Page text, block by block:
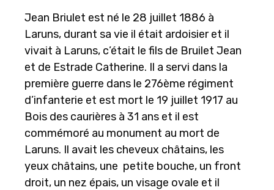
Jean Briulet est né le 28 juillet 1886 à
Laruns, durant sa vie il était ardoisier et il
vivait à Laruns, c’était le fils de Bruilet Jean
et de Estrade Catherine. Il a servi dans la
première guerre dans le 276ème régiment
d’infanterie et est mort le 19 juillet 1917 au
Bois des caurières à 31 ans et il est
commémoré au monument au mort de
Laruns. Il avait les cheveux châtains, les
yeux châtains, une petite bouche, un front
droit, un nez épais, un visage ovale et il